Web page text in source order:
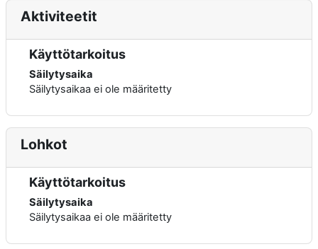
Aktiviteetit
Käyttötarkoitus
Säilytysaika
Säilytysaikaa ei ole määritetty
Lohkot
Käyttötarkoitus
Säilytysaika
Säilytysaikaa ei ole määritetty